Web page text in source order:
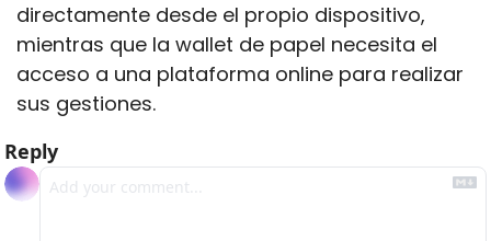
directamente desde el propio dispositivo,
mientras que la wallet de papel necesita el
acceso a una plataforma online para realizar
sus gestiones.
Reply